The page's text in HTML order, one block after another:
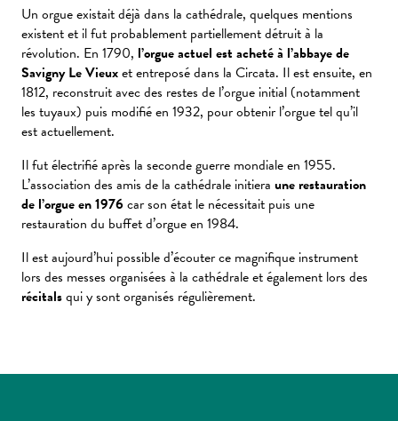
Un orgue existait déjà dans la cathédrale, quelques mentions
existent et il fut probablement partiellement détruit à la
révolution. En 1790, l’orgue actuel est acheté à l’abbaye de
Savigny Le Vieuxet entreposé dans la Circata. Il est ensuite, en
1812, reconstruit avec des restes de l’orgue initial (notamment
les tuyaux) puis modifié en 1932, pour obtenir l’orgue tel qu’il
est actuellement.
Il fut électrifié après la seconde guerre mondiale en 1955.
L’association des amis de la cathédrale initiera une restauration
de l’orgue en 1976 car son état le nécessitait puis une
restauration du buffet d’orgue en 1984.
Il est aujourd’hui possible d’écouter ce magnifique instrument
lors des messes organisées à la cathédrale et également lors des
récitalsqui y sont organisés régulièrement.